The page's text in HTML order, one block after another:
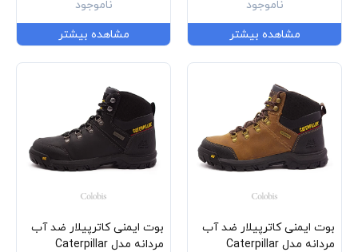
ناموجود
مشاهده بیشتر
ناموجود
مشاهده بیشتر
بوت ایمنی کاترپیلار ضد آب
مردانه مدل Caterpillar
بوت ایمنی کاترپیلار ضد آب
مردانه مدل Caterpillar